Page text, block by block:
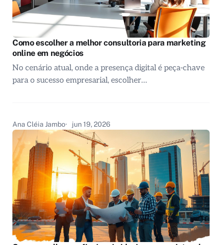
Como escolher a melhor consultoria para marketing
online em negócios
No cenário atual, onde a presença digital é peça-chave
para o sucesso empresarial, escolher…
Ana Cléia Jambo jun 19, 2026